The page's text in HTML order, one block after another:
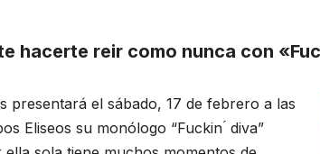
hacerte reir como nunca con
presentará el sábado, 17 de febrero a las
Eliseos su monólogo “Fuckin ́ diva”